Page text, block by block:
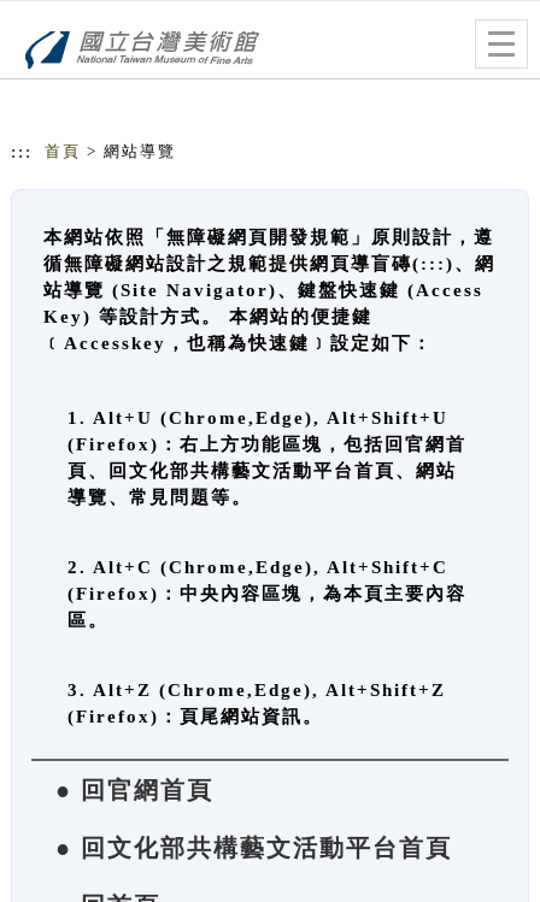
::: 首頁 > 網站導覽
本網站依照「無障礙網頁開發規範」原則設計，遵
循無障礙網站設計之規範提供網頁導盲磚(:::)、網
站導覽 (Site Navigator)、鍵盤快速鍵 (Access
Key) 等設計方式。 本網站的便捷鍵
﹝Accesskey，也稱為快速鍵﹞設定如下：
1. Alt+U (Chrome,Edge), Alt+Shift+U
(Firefox)：右上方功能區塊，包括回官網首
頁、回文化部共構藝文活動平台首頁、網站
導覽、常見問題等。
2. Alt+C (Chrome,Edge), Alt+Shift+C
(Firefox)：中央內容區塊，為本頁主要內容
區。
3. Alt+Z (Chrome,Edge), Alt+Shift+Z
(Firefox)：頁尾網站資訊。
● 回官網首頁
● 回文化部共構藝文活動平台首頁